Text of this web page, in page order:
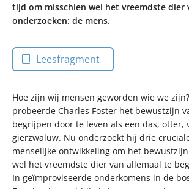
tijd om misschien wel het vreemdste dier
onderzoeken: de mens.
Leesfragment
Hoe zijn wij mensen geworden wie we
probeerde Charles Foster het bewustzijn
begrijpen door te leven als een das, otter,
gierzwaluw. Nu onderzoekt hij drie
menselijke ontwikkeling om het
wel het vreemdste dier van allemaal te
In geïmproviseerde onderkomens in de